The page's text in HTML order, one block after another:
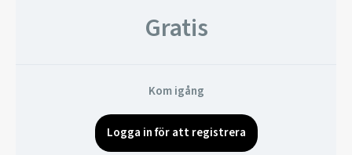
Gratis
Kom igång
Logga in för att registrera